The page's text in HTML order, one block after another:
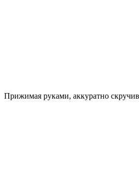
Прижимая руками, аккуратно